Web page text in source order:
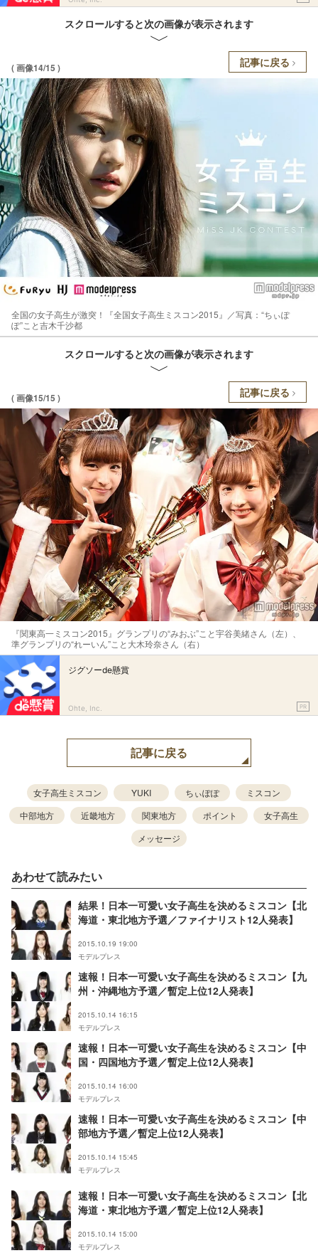
スクロールすると次の画像が表示されます
( 画像14/15 ) 記事に戻る
全国の女子高生が激突！『全国女子高生ミスコン2015』／写真：“ちぃぽ
ぽ”こと吉木千沙都
スクロールすると次の画像が表示されます
( 画像15/15 ) 記事に戻る
『関東高一ミスコン2015』グランプリの“みおぶ”こと宇谷美緒さん（左）、
準グランプリの“れーいん”こと大木玲奈さん（右）
ジグソーde懸賞
Ohte, Inc. PR
記事に戻る
女子高生ミスコン YUKI ちぃぽぽ
ミスコン
中部地方
近畿地方 関東地方 ポイント
女子高生
メッセージ
あわせて読みたい
結果！日本一可愛い女子高生を決めるミスコン【北
海道・東北地方予選／ファイナリスト12人発表】
2015.10.19 19:00
モデルプレス
速報！日本一可愛い女子高生を決めるミスコン【九
州・沖縄地方予選／暫定上位12人発表】
2015.10.14 16:15
モデルプレス
速報！日本一可愛い女子高生を決めるミスコン【中
国・四国地方予選／暫定上位12人発表】
2015.10.14 16:00
モデルプレス
速報！日本一可愛い女子高生を決めるミスコン【中
部地方予選／暫定上位12人発表】
2015.10.14 15:45
モデルプレス
速報！日本一可愛い女子高生を決めるミスコン【北
海道・東北地方予選／暫定上位12人発表】
2015.10.14 15:00
モデルプレス